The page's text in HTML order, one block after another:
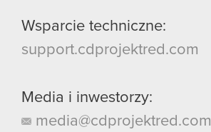
Wsparcie techniczne:
support.cdprojektred.com
Media i inwestorzy:
media@cdprojektred.com